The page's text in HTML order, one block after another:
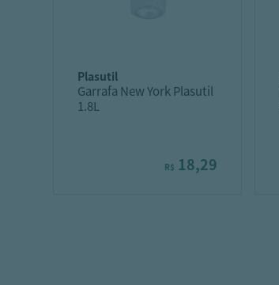
plasutil
Garrafa New York Plasutil
1.8L
R$ 18,29